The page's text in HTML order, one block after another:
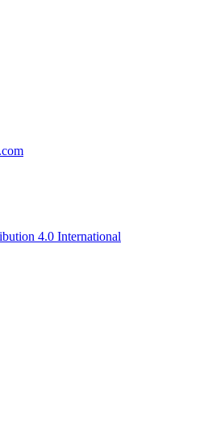
4.0 International